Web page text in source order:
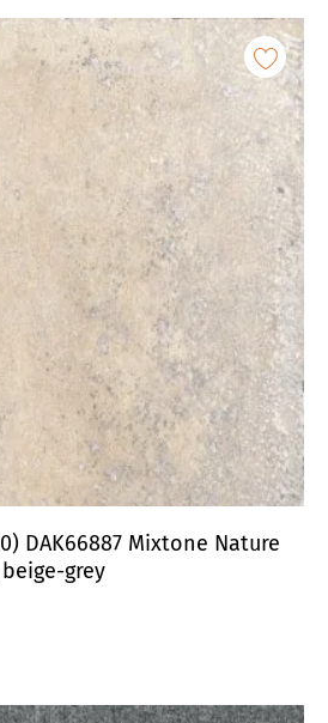
DAK66887 Mixtone Nature
beige-grey